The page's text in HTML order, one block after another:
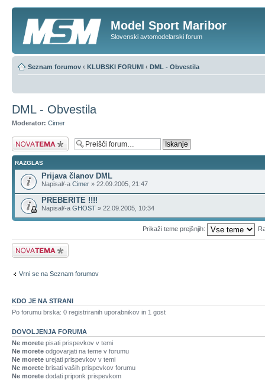
Model Sport Maribor
Slovenski avtomodelarski forum
Seznam forumov ‹ KLUBSKI FORUMI ‹ DML - Obvestila
DML - Obvestila
Moderator: Cimer
Napiši novo temo
RAZGLAS
Prijava članov DML
Napisal/-a Cimer » 22.09.2005, 21:47
PREBERITE !!!!
Napisal/-a GHOST » 22.09.2005, 10:34
Prikaži teme prejšnjih:
Napiši novo temo
Vrni se na Seznam forumov
KDO JE NA STRANI
Po forumu brska: 0 registriranih uporabnikov in 1 gost
DOVOLJENJA FORUMA
Ne morete pisati prispevkov v temi
Ne morete odgovarjati na teme v forumu
Ne morete urejati prispevkov v temi
Ne morete brisati vaših prispevkov forumu
Ne morete dodati priponk prispevkom